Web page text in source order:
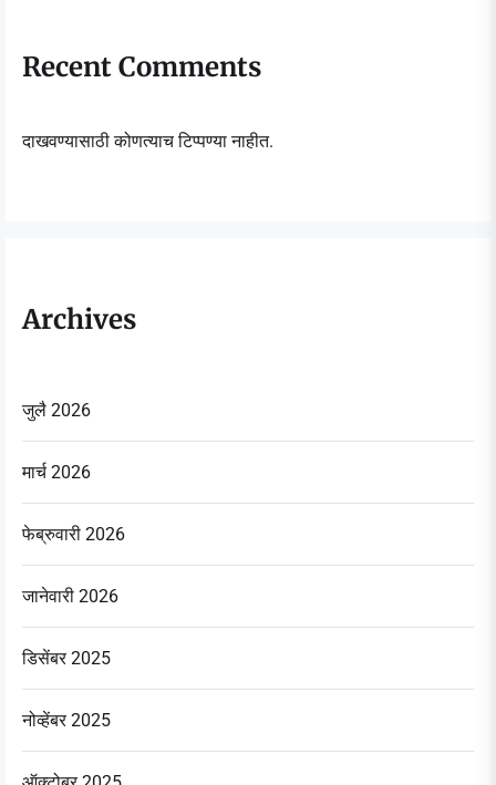
Recent Comments
दाखवण्यासाठी कोणत्याच टिप्पण्या नाहीत.
Archives
जुलै 2026
मार्च 2026
फेब्रुवारी 2026
जानेवारी 2026
डिसेंबर 2025
नोव्हेंबर 2025